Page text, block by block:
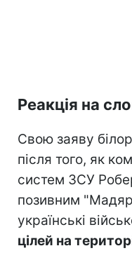
Реакція на
Свою заяву
після того, як
систем ЗСУ
позивним
українські
цілей на